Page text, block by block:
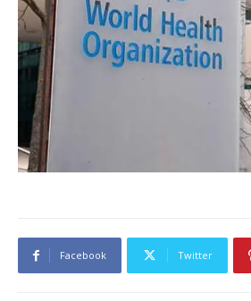
Facebook Twitter